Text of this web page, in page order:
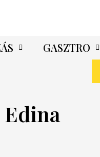
GASZTRO
Edina